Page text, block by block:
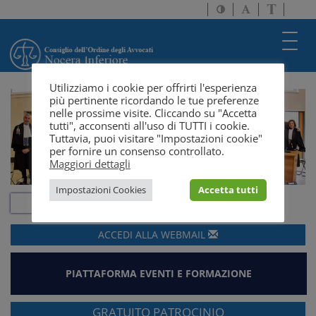
Attiva/disattiva
alto
Attiva/
dimensione
a
solo
testo
ACCEDI ALLA WEBMAIL
PIATTAFORMA EVENTI E FORMAZIONE
GRATUITO PATROCINIO
Utilizziamo i cookie per offrirti l'esperienza
più pertinente ricordando le tue preferenze
nelle prossime visite. Cliccando su "Accetta
tutti", acconsenti all'uso di TUTTI i cookie.
Tuttavia, puoi visitare "Impostazioni cookie"
per fornire un consenso controllato.
Maggiori dettagli
Impostazioni Cookies Accetta tutti